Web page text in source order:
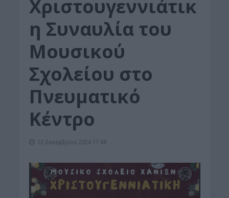
Χριστουγεννιάτικ
η Συναυλία του
Μουσικού
Σχολείου στο
Πνευματικό
Κέντρο
10 Δεκεμβρίου 2024 17:48